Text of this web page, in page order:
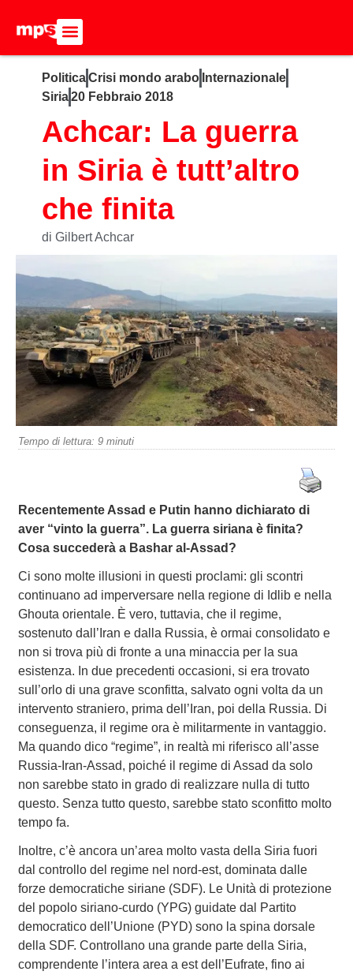
PoliticaCrisi mondo arabo Internazionale
Siria20 Febbraio 2018
Achcar: La guerra
in Siria è tutt’altro
che finita
di Gilbert Achcar
Tempo di lettura: 9 minuti
Recentemente Assad e Putin hanno dichiarato di
aver “vinto la guerra”. La guerra siriana è finita?
Cosa succederà a Bashar al-Assad?
Ci sono molte illusioni in questi proclami: gli scontri
continuano ad imperversare nella regione di Idlib e nella
Ghouta orientale. È vero, tuttavia, che il regime,
sostenuto dall’Iran e dalla Russia, è ormai consolidato e
non si trova più di fronte a una minaccia per la sua
esistenza. In due precedenti occasioni, si era trovato
sull’orlo di una grave sconfitta, salvato ogni volta da un
intervento straniero, prima dell’Iran, poi della Russia. Di
conseguenza, il regime ora è militarmente in vantaggio.
Ma quando dico “regime”, in realtà mi riferisco all’asse
Russia-Iran-Assad, poiché il regime di Assad da solo
non sarebbe stato in grado di realizzare nulla di tutto
questo. Senza tutto questo, sarebbe stato sconfitto molto
tempo fa.
Inoltre, c’è ancora un’area molto vasta della Siria fuori
dal controllo del regime nel nord-est, dominata dalle
forze democratiche siriane (SDF). Le Unità di protezione
del popolo siriano-curdo (YPG) guidate dal Partito
democratico dell’Unione (PYD) sono la spina dorsale
della SDF. Controllano una grande parte della Siria,
comprendente l’intera area a est dell’Eufrate, fino ai